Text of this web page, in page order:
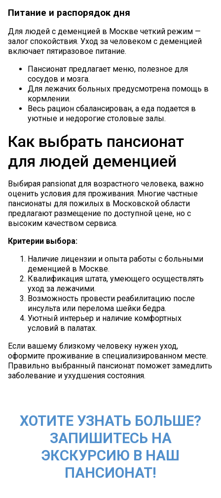
Питание и распорядок дня
Для людей с деменцией в Москве четкий режим —
залог спокойствия. Уход за человеком с деменцией
включает пятиразовое питание.
Пансионат предлагает меню, полезное для
сосудов и мозга.
Для лежачих больных предусмотрена помощь в
кормлении.
Весь рацион сбалансирован, а еда подается в
уютные и недорогие столовые залы.
Как выбрать пансионат
для людей деменцией
Выбирая pansionat для возрастного человека, важно
оценить условия для проживания. Многие частные
пансионаты для пожилых в Московской области
предлагают размещение по доступной цене, но с
высоким качеством сервиса.
Критерии выбора:
Наличие лицензии и опыта работы с больными
деменцией в Москве.
Квалификация штата, умеющего осуществлять
уход за лежачими.
Возможность провести реабилитацию после
инсульта или перелома шейки бедра.
Уютный интерьер и наличие комфортных
условий в палатах.
Если вашему близкому человеку нужен уход,
оформите проживание в специализированном месте.
Правильно выбранный пансионат поможет замедлить
заболевание и ухудшения состояния.
ХОТИТЕ УЗНАТЬ БОЛЬШЕ?
ЗАПИШИТЕСЬ НА
ЭКСКУРСИЮ В НАШ
ПАНСИОНАТ!